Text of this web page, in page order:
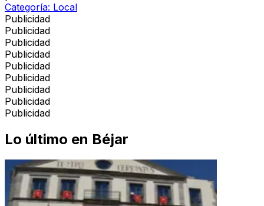
Categoría: Local
Publicidad
Publicidad
Publicidad
Publicidad
Publicidad
Publicidad
Publicidad
Publicidad
Publicidad
Lo último en Béjar